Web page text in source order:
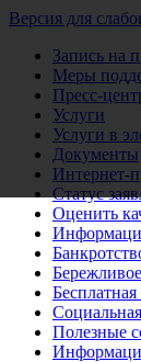
Версия для
Запись на
Меры
Пресс-
Услуги
Услуги в
Документы
Интернет-
Статус
Оценить
Полезные